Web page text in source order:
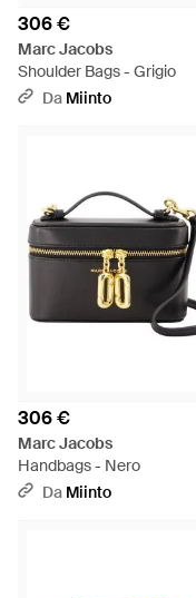
306 €
Marc Jacobs
Shoulder Bags - Grigio
Da Miinto
306 €
Marc Jacobs
Handbags - Nero
Da Miinto